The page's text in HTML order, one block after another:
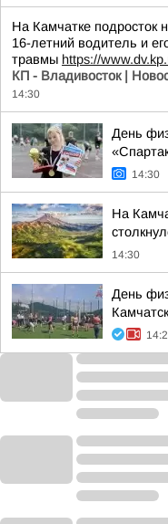
На Камчатке подросток
16-летний водитель и
травмы https://
КП - Владивосток |
14:30
День
14:30
На
14:30
День